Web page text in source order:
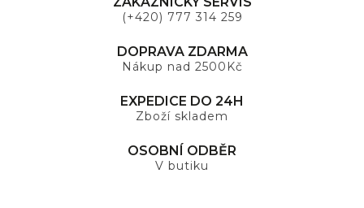
(+420) 777 314 259
DOPRAVA ZDARMA
Nákup nad 2500Kč
EXPEDICE DO 24H
Zboží skladem
OSOBNÍ ODBĚR
V butiku